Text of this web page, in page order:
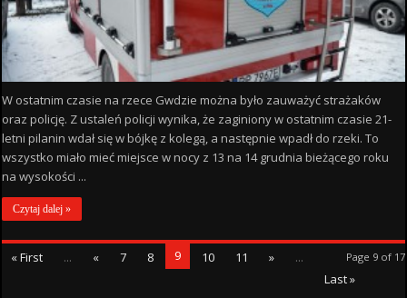
W ostatnim czasie na rzece Gwdzie można było zauważyć strażaków
oraz policję. Z ustaleń policji wynika, że zaginiony w ostatnim czasie 21-
letni pilanin wdał się w bójkę z kolegą, a następnie wpadł do rzeki. To
wszystko miało mieć miejsce w nocy z 13 na 14 grudnia bieżącego roku
na wysokości ...
Czytaj dalej »
Page 9 of 17
« First ... « 7 8 9 10 11 »
...
Last »